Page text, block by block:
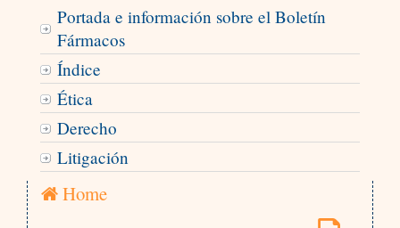
Portada e información sobre el Boletín
Fármacos
Índice
Ética
Derecho
Litigación
Home